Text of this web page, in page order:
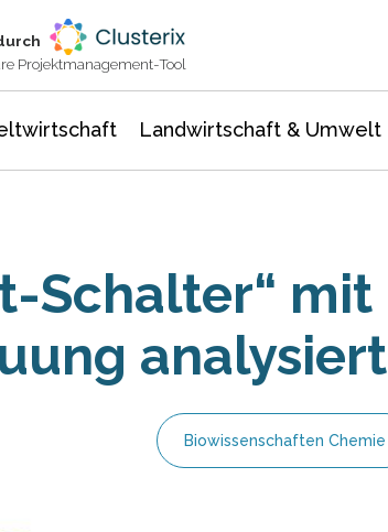
Projektmanagement-Tool
Landwirtschaft & Umwelt
Schalter“ mit
analysiert
Biowissenschaften Chemie